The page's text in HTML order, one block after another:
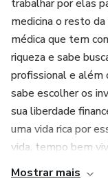
trabalhar por elas
medicina o resto
médica que tem
riqueza e sabe
profissional e além
sabe escolher os
sua liberdade
uma vida rica por
vida, tempo bem
Mostrar mais